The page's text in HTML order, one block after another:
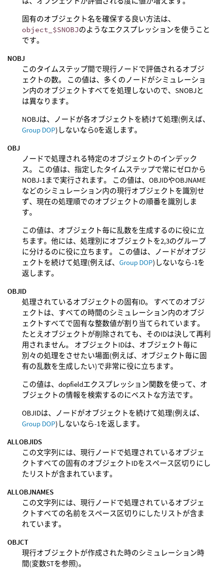
固有のオブジェクト名を確保する良い方法は、
object_$SNOBJのようなエクスプレッションを使うこと
です。
NOBJ
このタイムステップ間で現行ノードで評価されるオブジ
ェクトの数。 この値は、多くのノードがシミュレーショ
ン内のオブジェクトすべてを処理しないので、SNOBJと
は異なります。
NOBJは、ノードが各オブジェクトを続けて処理(例えば、
Group DOP)しないなら0を返します。
OBJ
ノードで処理される特定のオブジェクトのインデック
ス。 この値は、指定したタイムステップで常にゼロから
NOBJ-1まで実行されます。 この値は、OBJIDやOBJNAME
などのシミュレーション内の現行オブジェクトを識別せ
ず、現在の処理順でのオブジェクトの順番を識別しま
す。
この値は、オブジェクト毎に乱数を生成するのに役に立
ちます。他には、処理別にオブジェクトを2,3のグループ
に分けるのに役に立ちます。 この値は、ノードがオブジ
ェクトを続けて処理(例えば、 Group DOP)しないなら-1を
返します。
OBJID
処理されているオブジェクトの固有ID。 すべてのオブジ
ェクトは、すべての時間のシミュレーション内のオブジ
ェクトすべてで固有な整数値が割り当てられています。
たとえオブジェクトが削除されても、そのIDは決して再利
用されません。 オブジェクトIDは、オブジェクト毎に
別々の処理をさせたい場面(例えば、オブジェクト毎に固
有の乱数を生成したい)で非常に役に立ちます。
この値は、dopfieldエクスプレッション関数を使って、オ
ブジェクトの情報を検索するのにベストな方法です。
OBJIDは、ノードがオブジェクトを続けて処理(例えば、
Group DOP)しないなら-1を返します。
ALLOBJIDS
この文字列には、現行ノードで処理されているオブジェ
クトすべての固有のオブジェクトIDをスペース区切りにし
たリストが含まれています。
ALLOBJNAMES
この文字列には、現行ノードで処理されているオブジェ
クトすべての名前をスペース区切りにしたリストが含ま
れています。
OBJCT
現行オブジェクトが作成された時のシミュレーション時
間(変数STを参照)。